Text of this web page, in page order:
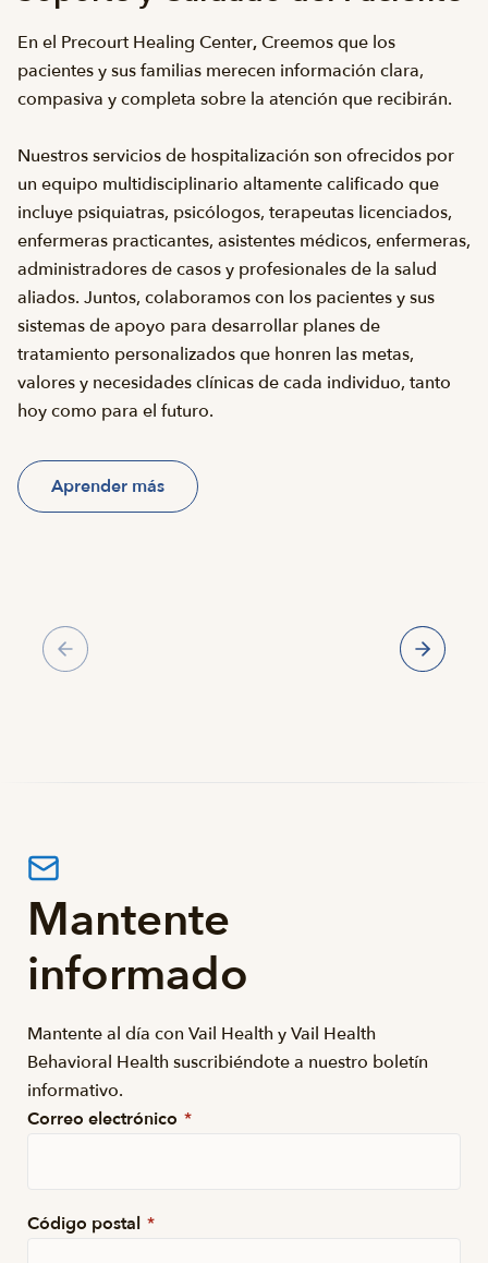
En el Precourt Healing Center,Creemos que los
pacientes y sus familias merecen información clara,
compasiva y completa sobre la atención que recibirán.
Nuestros servicios de hospitalización son ofrecidos por
un equipo multidisciplinario altamente calificado que
incluye psiquiatras, psicólogos, terapeutas licenciados,
enfermeras practicantes, asistentes médicos, enfermeras,
administradores de casos y profesionales de la salud
aliados. Juntos, colaboramos con los pacientes y sus
sistemas de apoyo para desarrollar planes de
tratamiento personalizados que honren las metas,
valores y necesidades clínicas de cada individuo, tanto
hoy como para el futuro.
Aprender más
Galería
Mantente
informado
Mantente al día con Vail Health y Vail Health
Behavioral Health suscribiéndote a nuestro boletín
informativo.
Correo electrónico *
Código postal *